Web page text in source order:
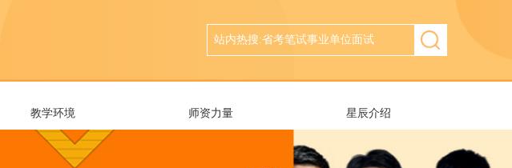
教学环境 师资力量 星辰介绍